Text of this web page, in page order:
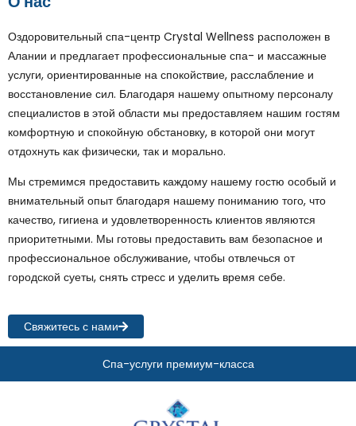
Оздоровительный спа-центр Crystal Wellness расположен в
Алании и предлагает профессиональные спа- и массажные
услуги, ориентированные на спокойствие, расслабление и
восстановление сил. Благодаря нашему опытному персоналу
специалистов в этой области мы предоставляем нашим гостям
комфортную и спокойную обстановку, в которой они могут
отдохнуть как физически, так и морально.
Мы стремимся предоставить каждому нашему гостю особый и
внимательный опыт благодаря нашему пониманию того, что
качество, гигиена и удовлетворенность клиентов являются
приоритетными. Мы готовы предоставить вам безопасное и
профессиональное обслуживание, чтобы отвлечься от
городской суеты, снять стресс и уделить время себе.
Свяжитесь с нами
Спа-услуги премиум-класса